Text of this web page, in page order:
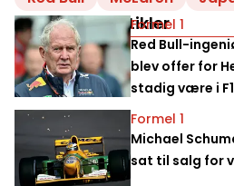
Relaterede artikler
Formel 1
Red Bull-
blev offer for
stadig være i F1
Formel 1
Michael
sat til salg for